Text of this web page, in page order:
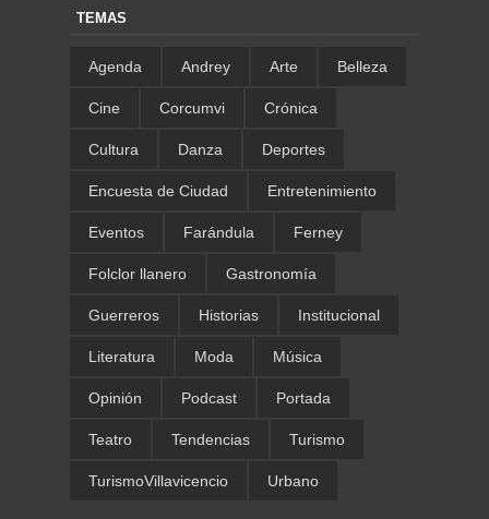
TEMAS
Agenda Andrey Arte Belleza
Cine Corcumvi Crónica
Cultura Danza Deportes
Encuesta de Ciudad Entretenimiento
Eventos Farándula Ferney
Folclor llanero Gastronomía
Guerreros Historias Institucional
Literatura Moda Música
Opinión Podcast Portada
Teatro Tendencias Turismo
TurismoVillavicencio Urbano